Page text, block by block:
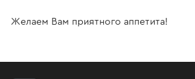
Желаем Вам приятного аппетита!